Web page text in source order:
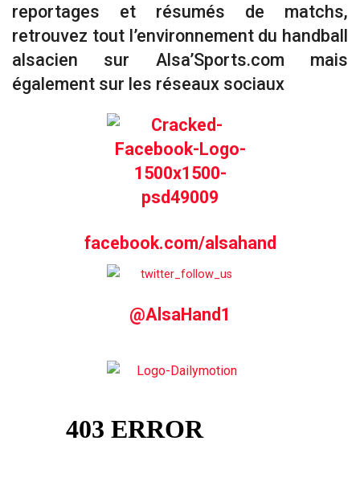
reportages et résumés de matchs,
retrouvez tout l’environnement du handball
alsacien sur Alsa’Sports.com mais
également sur les réseaux sociaux
facebook.com/alsahand
@AlsaHand1